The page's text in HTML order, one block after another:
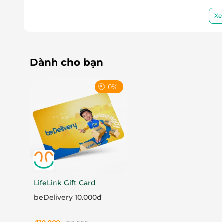
Dành cho bạn
0%
LifeLink Gift Card
beDelivery 10.000đ